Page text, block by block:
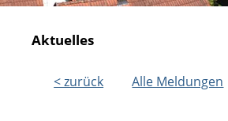
Aktuelles
< zurück Alle Meldungen